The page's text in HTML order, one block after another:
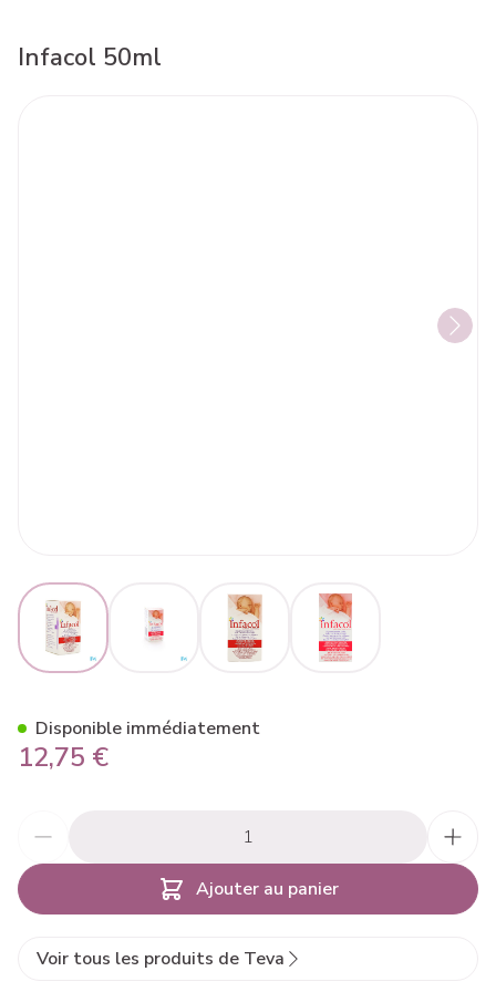
Infacol 50ml
View larger imageView larger imageView larger imageView larger image
12,75 €
Ajouter au panier
Disponible immédiatement
Voir tous les produits de Teva